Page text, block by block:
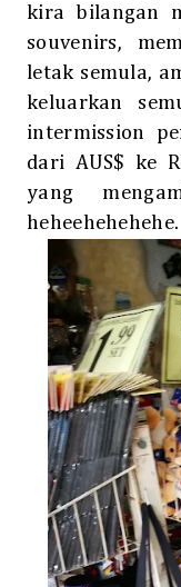
kira bilangan
souvenirs,
letak semula,
keluarkan
intermission
dari AUS$ ke
yang
heheehehehehe.